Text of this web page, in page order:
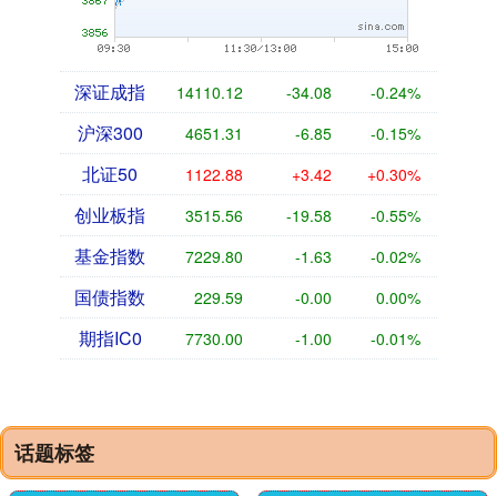
深证成指 14110.12 -34.08 -0.24%
沪深300 4651.31 -6.85 -0.15%
北证50 1122.88 +3.42 +0.30%
创业板指 3515.56 -19.58 -0.55%
基金指数 7229.80 -1.63 -0.02%
国债指数 229.59 -0.00 0.00%
期指IC0 7730.00 -1.00 -0.01%
话题标签